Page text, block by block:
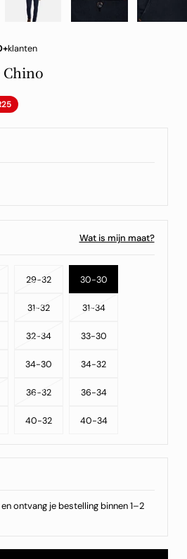
klanten
Chino
Wat is mijn maat?
Uitverkocht
Beschikbaar
29-32Variant
Uitverkocht
of
Niet
Beschikbaar
30-30
31-32Variant
Uitverkocht
of
Niet
Beschikbaar
31-34Variant
Uitverkocht
of
Niet
Beschikbaar
32-34Variant
Uitverkocht
of
Niet
33-30
34-30 34-32
36-32Variant
Uitverkocht
Beschikbaar
36-34
40-32 40-34
ontvang je bestelling binnen 1–2